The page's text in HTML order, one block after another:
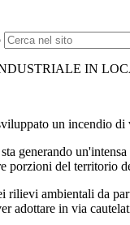
IN
un incendio
generando
porzioni del territorio
ambientali da
adottare in via